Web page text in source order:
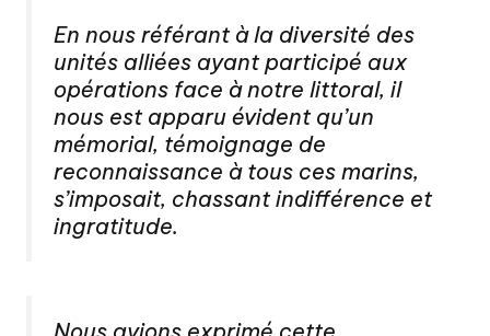
En nous référant à la diversité des
unités alliées ayant participé aux
opérations face à notre littoral, il
nous est apparu évident qu’un
mémorial, témoignage de
reconnaissance à tous ces marins,
s’imposait, chassant indifférence et
ingratitude.